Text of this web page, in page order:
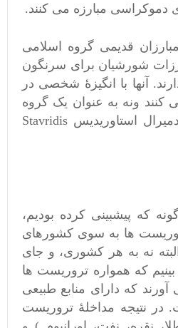
دموکراسی مبارزه می کنند.
قدیمی گروه اسلامی
شورشیان برای سرنگون
آنها با انگیزۀ شخصی در
کنند ونه به عنوان یک گروه
یا سازمان متشکل» (آدمیرال استاوریدیس Stavridis
که پیشبینی کرده بودیم،
ها به سوی کشورهای
نه به هر کشوری، و جای
که همواره تروریست ها
که دارای منابع طبیعی
در نتیجه مداخلۀ تروریست